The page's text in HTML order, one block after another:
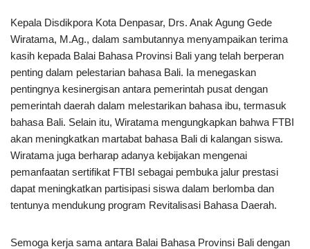
Kepala Disdikpora Kota Denpasar, Drs. Anak Agung Gede
Wiratama, M.Ag., dalam sambutannya menyampaikan terima
kasih kepada Balai Bahasa Provinsi Bali yang telah berperan
penting dalam pelestarian bahasa Bali. Ia menegaskan
pentingnya kesinergisan antara pemerintah pusat dengan
pemerintah daerah dalam melestarikan bahasa ibu, termasuk
bahasa Bali. Selain itu, Wiratama mengungkapkan bahwa FTBI
akan meningkatkan martabat bahasa Bali di kalangan siswa.
Wiratama juga berharap adanya kebijakan mengenai
pemanfaatan sertifikat FTBI sebagai pembuka jalur prestasi
dapat meningkatkan partisipasi siswa dalam berlomba dan
tentunya mendukung program Revitalisasi Bahasa Daerah.
Semoga kerja sama antara Balai Bahasa Provinsi Bali dengan